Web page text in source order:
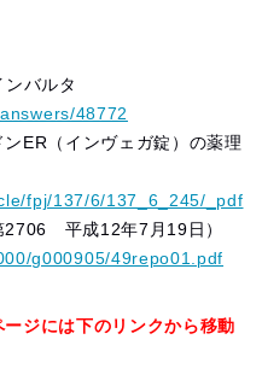
バルタ
48772
ER（インヴェガ錠）の薬理
fpj/137/6/137_6_245/_pdf
平成12年7月19日）
g000905/49repo01.pdf
ジには下のリンクから移動